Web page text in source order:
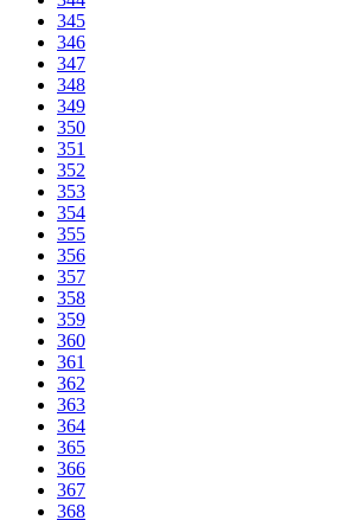
345
346
347
348
349
350
351
352
353
354
355
356
357
358
359
360
361
362
363
364
365
366
367
368